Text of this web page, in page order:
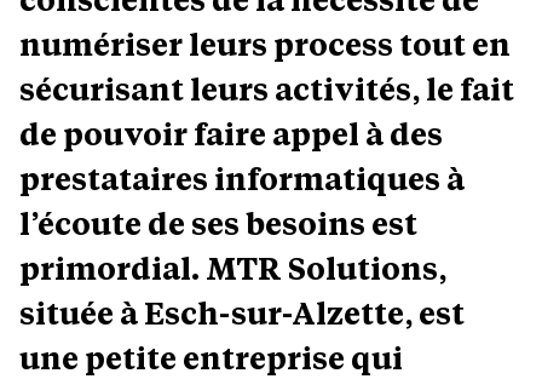
numériser leurs process tout en
sécurisant leurs activités, le fait
de pouvoir faire appel à des
prestataires informatiques à
l’écoute de ses besoins est
primordial. MTR Solutions,
située à Esch-sur-Alzette, est
une petite entreprise qui